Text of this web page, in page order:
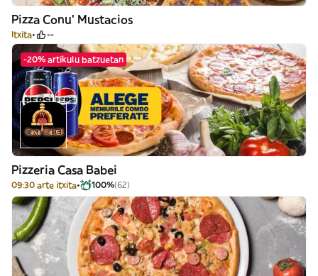
Pizza Conu' Mustacios
Itxita --
-20% artikulu batzuetan
Pizzeria Casa Babei
09:30 arte itxita 100%(62)